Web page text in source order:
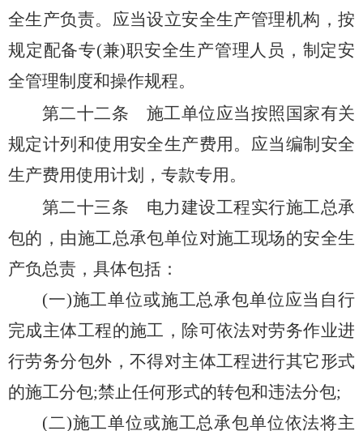
全生产负责。应当设立安全生产管理机构，按
规定配备专(兼)职安全生产管理人员，制定安
全管理制度和操作规程。
第二十二条 施工单位应当按照国家有关
规定计列和使用安全生产费用。应当编制安全
生产费用使用计划，专款专用。
第二十三条 电力建设工程实行施工总承
包的，由施工总承包单位对施工现场的安全生
产负总责，具体包括：
(一)施工单位或施工总承包单位应当自行
完成主体工程的施工，除可依法对劳务作业进
行劳务分包外，不得对主体工程进行其它形式
的施工分包;禁止任何形式的转包和违法分包;
(二)施工单位或施工总承包单位依法将主